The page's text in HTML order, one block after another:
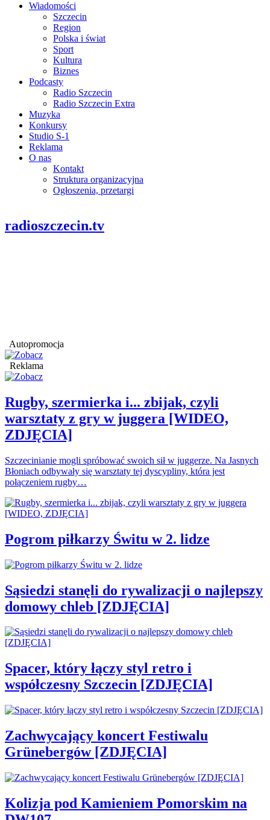
Wiadomości
Szczecin
Region
Polska i świat
Sport
Kultura
Biznes
Podcasty
Radio Szczecin
Radio Szczecin Extra
Muzyka
Konkursy
Studio S-1
Reklama
O nas
Kontakt
Struktura organizacyjna
Ogłoszenia, przetargi
radioszczecin.tv
Autopromocja
Reklama
Rugby, szermierka i... zbijak, czyli
warsztaty z gry w juggera [WIDEO,
ZDJĘCIA]
Szczecinianie mogli spróbować swoich sił w juggerze. Na Jasnych
Błoniach odbywały się warsztaty tej dyscypliny, która jest
połączeniem rugby…
Pogrom piłkarzy Świtu w 2. lidze
Sąsiedzi stanęli do rywalizacji o najlepszy
domowy chleb [ZDJĘCIA]
Spacer, który łączy styl retro i
współczesny Szczecin [ZDJĘCIA]
Zachwycający koncert Festiwalu
Grünebergów [ZDJĘCIA]
Kolizja pod Kamieniem Pomorskim na